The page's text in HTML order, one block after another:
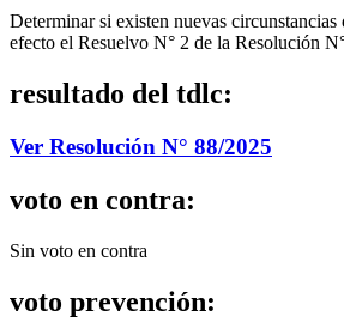
Determinar si existen nuevas circunstancias
efecto el Resuelvo N° 2 de la Resolución
resultado del tdlc:
Ver Resolución N° 88/2025
voto en contra:
Sin voto en contra
voto prevención: